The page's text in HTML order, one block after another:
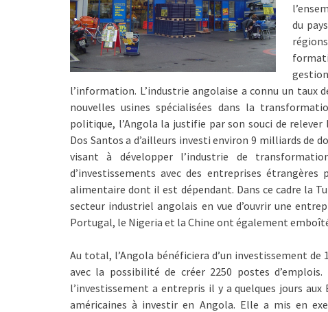
du
l’information. L’industrie angolaise a connu un taux
nouvelles usines spécialisées dans la
politique, l’Angola la justifie par son souci de
Dos Santos a d’ailleurs investi environ 9 milliards de
visant à développer l’industrie de
d’investissements avec des entreprises
alimentaire dont il est dépendant. Dans ce cadre la
secteur industriel angolais en vue d’ouvrir une
Portugal, le Nigeria et la Chine ont également
Au total, l’Angola bénéficiera d’un investissement
avec la possibilité de créer 2250 postes
l’investissement a entrepris il y a quelques jours
américaines à investir en Angola. Elle a mis en